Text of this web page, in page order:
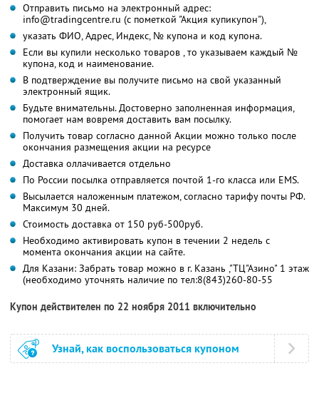
Отправить письмо на электронный адрес:
info@tradingcentre.ru (с пометкой "Акция купикупон"),
указать ФИО, Адрес, Индекс, № купона и код купона.
Если вы купили несколько товаров , то указываем каждый №
купона, код и наименование.
В подтверждение вы получите письмо на свой указанный
электронный ящик.
Будьте внимательны. Достоверно заполненная информация,
помогает нам вовремя доставить вам посылку.
Получить товар согласно данной Акции можно только после
окончания размещения акции на ресурсе
Доставка оллачивается отдельно
По России посылка отправляется почтой 1-го класса или EMS.
Высылается наложенным платежом, согласно тарифу почты РФ.
Максимум 30 дней.
Стоимость доставка от 150 руб-500руб.
Необходимо активировать купон в течении 2 недель с
момента окончания акции на сайте.
Для Казани: Забрать товар можно в г. Казань ,"ТЦ"Азино" 1 этаж
(необходимо уточнять наличие по тел:8(843)260-80-55
Купон действителен по 22 ноября 2011 включительно
Узнай, как воспользоваться купоном